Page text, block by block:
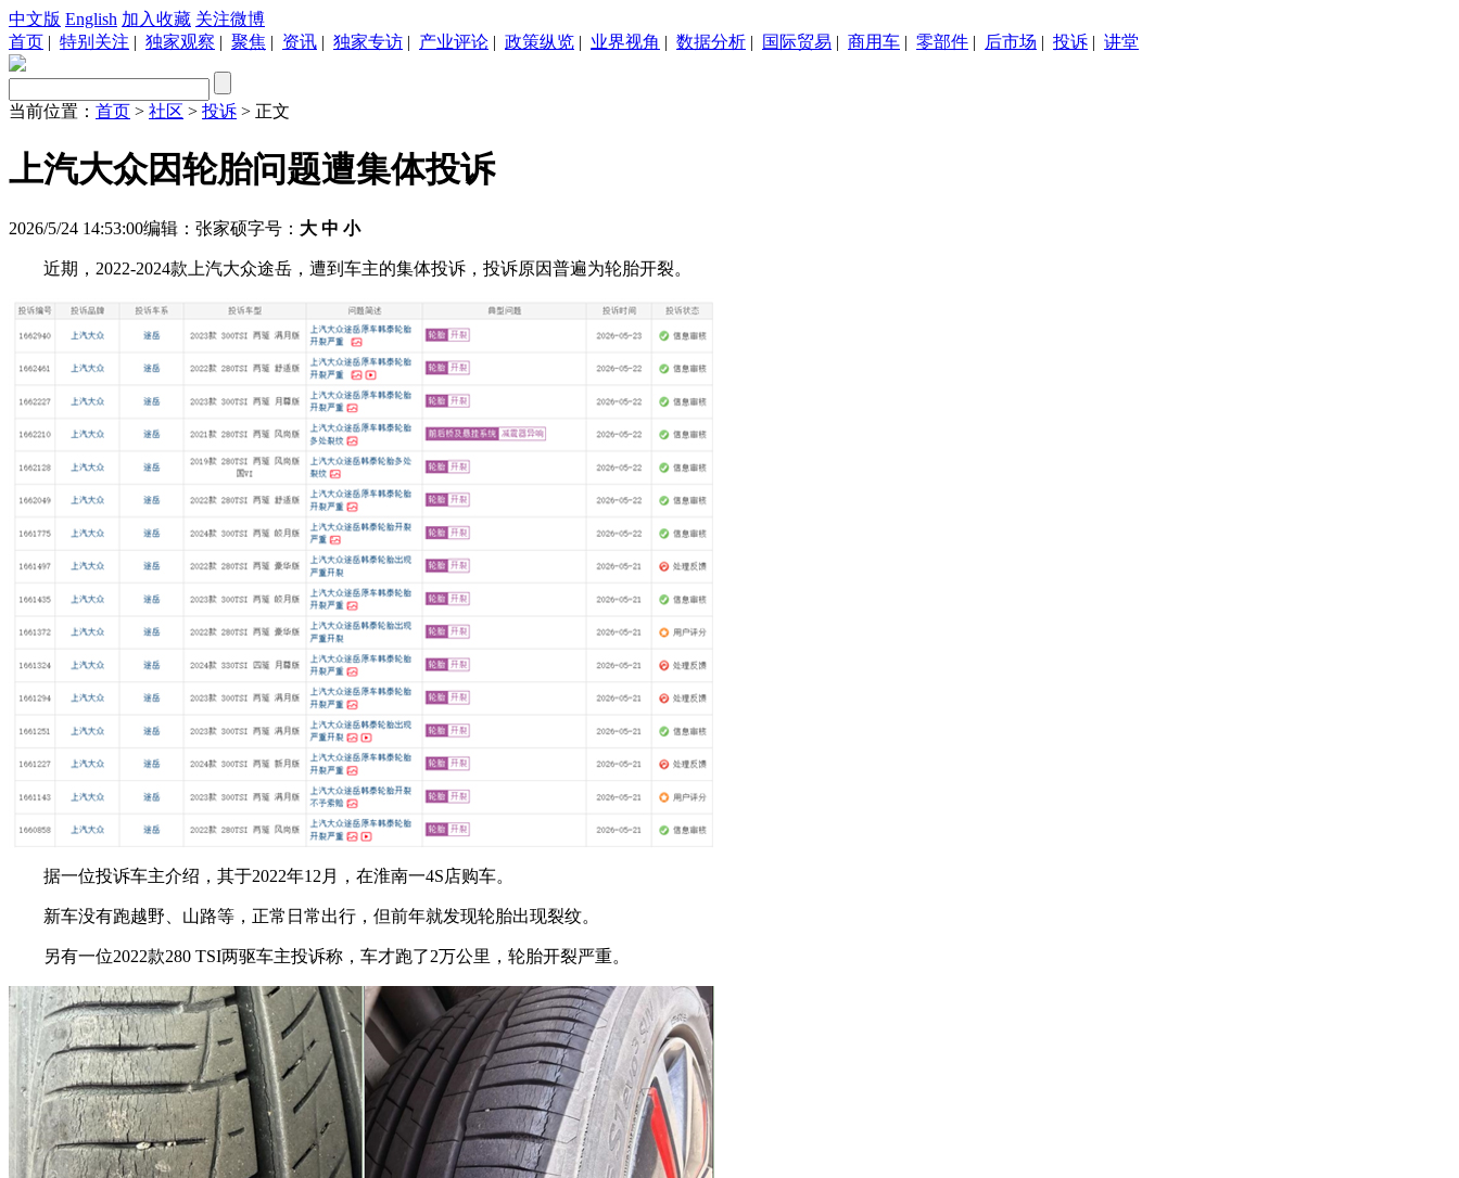
中文版 English 加入收藏 关注微博
首页 | 特别关注 | 独家观察 | 聚焦 | 资讯 | 独家专访 | 产业评论 | 政策纵览 | 业界视角 | 数据分析 | 国际贸易 | 商用车 | 零部件 | 后市场 | 投诉 | 讲堂
当前位置： 首页 > 社区 > 投诉 > 正文
上汽大众因轮胎问题遭集体投诉
2026/5/24 14:53:00编辑：张家硕字号： 大 中 小
近期，2022-2024款上汽大众途岳，遭到车主的集体投诉，投诉原因普遍为轮胎开裂。
据一位投诉车主介绍，其于2022年12月，在淮南一4S店购车。
新车没有跑越野、山路等，正常日常出行，但前年就发现轮胎出现裂纹。
另有一位2022款280 TSI两驱车主投诉称，车才跑了2万公里，轮胎开裂严重。